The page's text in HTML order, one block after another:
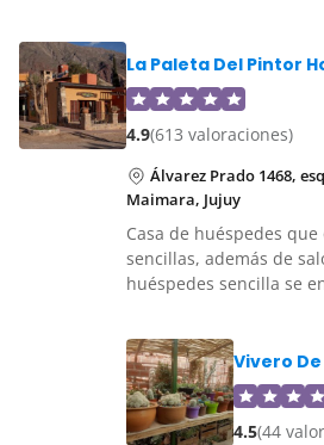
La Paleta Del Pintor
4.9(613 valoraciones)
Álvarez Prado 1468,
Maimara, Jujuy
Casa de huéspedes
sencillas, además de
huéspedes sencilla se
Vivero
4.5(44